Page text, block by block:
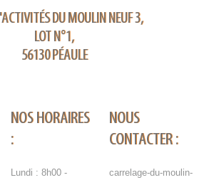
DU MOULIN NEUF 3,
LOT N°1,
56130 PÉAULE
NOS HORAIRES
:
Lundi : 8h00 -
NOUS
CONTACTER :
carrelage-du-moulin-